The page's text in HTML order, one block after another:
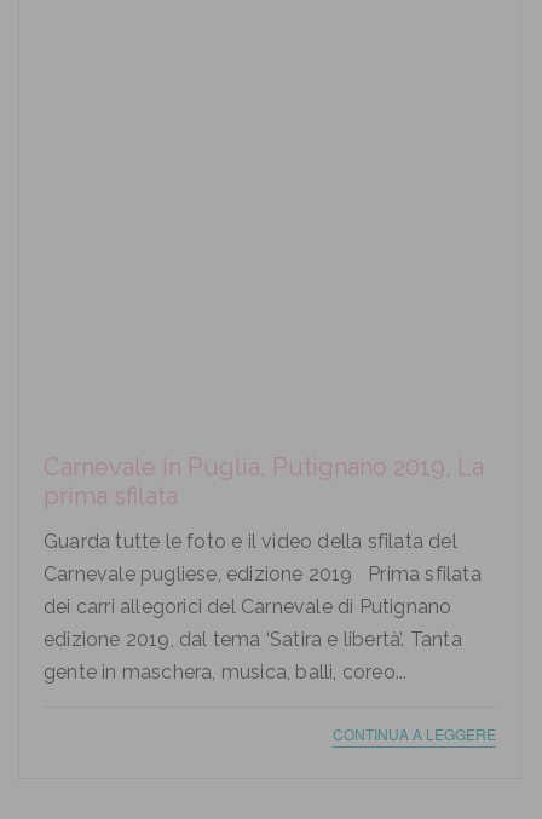
Carnevale in Puglia, Putignano 2019, La
prima sfilata
Guarda tutte le foto e il video della sfilata del
Carnevale pugliese, edizione 2019 Prima sfilata
dei carri allegorici del Carnevale di Putignano
edizione 2019, dal tema ‘Satira e libertà’. Tanta
gente in maschera, musica, balli, coreo...
CONTINUA A LEGGERE